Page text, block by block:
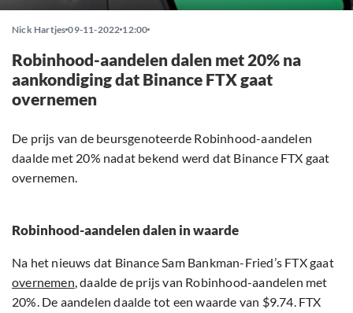
Nick Hartjes 09-11-2022 12:00
Robinhood-aandelen dalen met 20% na
aankondiging dat Binance FTX gaat
overnemen
De prijs van de beursgenoteerde Robinhood-aandelen
daalde met 20% nadat bekend werd dat Binance FTX gaat
overnemen.
Robinhood-aandelen dalen in waarde
Na het nieuws dat Binance Sam Bankman-Fried’s FTX gaat
overnemen, daalde de prijs van Robinhood-aandelen met
20%. De aandelen daalde tot een waarde van $9.74. FTX